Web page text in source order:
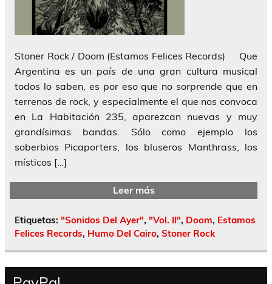
Stoner Rock / Doom (Estamos Felices Records) Que
Argentina es un país de una gran cultura musical
todos lo saben, es por eso que no sorprende que en
terrenos de rock, y especialmente el que nos convoca
en La Habitación 235, aparezcan nuevas y muy
grandísimas bandas. Sólo como ejemplo los
soberbios Picaporters, los bluseros Manthrass, los
místicos […]
Leer más
Etiquetas: "Sonidos Del Ayer", "Vol. II", Doom, Estamos
Felices Records, Humo Del Cairo, Stoner Rock